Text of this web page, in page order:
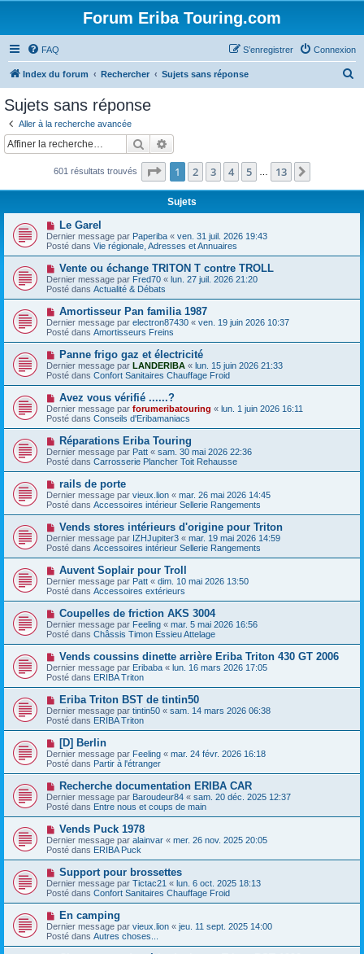
Forum Eriba Touring.com
FAQ Connexion
S’enregistrer
Index du forum Rechercher Sujets sans réponse
c
Sujets sans réponse
Aller à la recherche avancée
Rechercher
601 résultats trouvés Page 1sur13
1 2 3 4 5 13
Sujets
N
o
u
v
e
u
m
e
s
s
a
g
e
Le Garel
Dernier message par Paperiba « ven. 31 juil. 2026 19:43
Posté dans Vie régionale, Adresses et Annuaires
N
o
u
v
a
u
m
e
s
a
g
Vente ou échange TRITON T contre TROLL
Dernier message par Fred70 « lun. 27 juil. 2026 21:20
Posté dans Actualité & Débats
N
o
u
v
e
a
u
m
e
s
s
a
g
e
Amortisseur Pan familia 1987
Dernier message par electron87430 « ven. 19 juin 2026 10:37
Posté dans Amortisseurs Freins
N
o
u
v
a
u
m
e
s
a
g
Panne frigo gaz et électricité
Dernier message par LANDERIBA « lun. 15 juin 2026 21:33
Posté dans Confort Sanitaires Chauffage Froid
N
o
u
v
e
a
u
m
e
s
s
a
g
e
Avez vous vérifié ......?
Dernier message par forumeribatouring « lun. 1 juin 2026 16:11
Posté dans Conseils d'Eribamaniacs
N
o
u
v
a
u
m
e
s
s
a
g
Réparations Eriba Touring
Dernier message par Patt « sam. 30 mai 2026 22:36
Posté dans Carrosserie Plancher Toit Rehausse
N
o
u
v
e
u
m
e
s
s
a
g
e
rails de porte
Dernier message par vieux.lion « mar. 26 mai 2026 14:45
Posté dans Accessoires intérieur Sellerie Rangements
N
o
u
v
a
u
m
e
s
s
a
g
e
Vends stores intérieurs d'origine pour Triton
Dernier message par IZHJupiter3 « mar. 19 mai 2026 14:59
Posté dans Accessoires intérieur Sellerie Rangements
N
o
u
v
a
u
m
e
s
s
a
g
e
Auvent Soplair pour Troll
Dernier message par Patt « dim. 10 mai 2026 13:50
Posté dans Accessoires extérieurs
N
o
u
v
e
u
m
e
s
a
g
e
Coupelles de friction AKS 3004
Dernier message par Feeling « mar. 5 mai 2026 16:56
Posté dans Châssis Timon Essieu Attelage
N
o
u
v
e
a
u
m
e
s
a
g
e
Vends coussins dinette arrière Eriba Triton 430 GT 2006
Dernier message par Eribaba « lun. 16 mars 2026 17:05
Posté dans ERIBA Triton
N
o
u
v
e
u
m
e
s
a
g
e
Eriba Triton BST de tintin50
Dernier message par tintin50 « sam. 14 mars 2026 06:38
Posté dans ERIBA Triton
N
o
u
v
e
a
u
m
e
s
s
a
g
e
[D] Berlin
Dernier message par Feeling « mar. 24 févr. 2026 16:18
Posté dans Partir à l'étranger
N
o
u
v
e
u
m
e
s
s
a
g
e
Recherche documentation ERIBA CAR
Dernier message par Baroudeur84 « sam. 20 déc. 2025 12:37
Posté dans Entre nous et coups de main
N
o
u
v
e
a
u
m
e
s
a
g
Vends Puck 1978
Dernier message par alainvar « mer. 26 nov. 2025 20:05
Posté dans ERIBA Puck
N
o
u
v
e
a
u
m
e
Support pour brossettes
Dernier message par Tictac21 « lun. 6 oct. 2025 18:13
Posté dans Confort Sanitaires Chauffage Froid
N
o
u
v
En camping
Dernier message par vieux.lion « jeu. 11 sept. 2025 14:00
Posté dans Autres choses...